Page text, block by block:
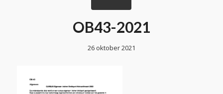
OB43-2021
26 oktober 2021